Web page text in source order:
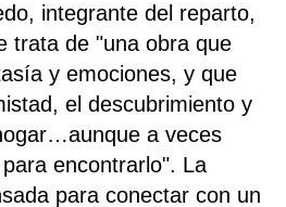
integrante del reparto,
trata de "una obra que
y emociones, y que
el descubrimiento y
a veces
encontrarlo". La
para conectar con un